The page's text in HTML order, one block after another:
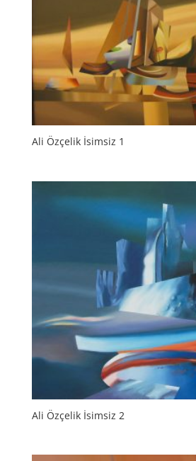
Ali Özçelik İsimsiz 1
Ali Özçelik İsimsiz 2